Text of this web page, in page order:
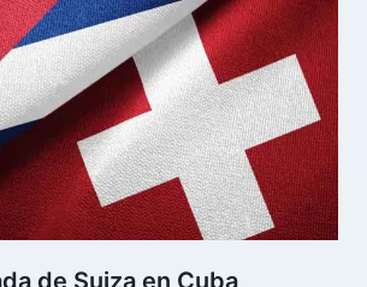
de Suiza en Cuba